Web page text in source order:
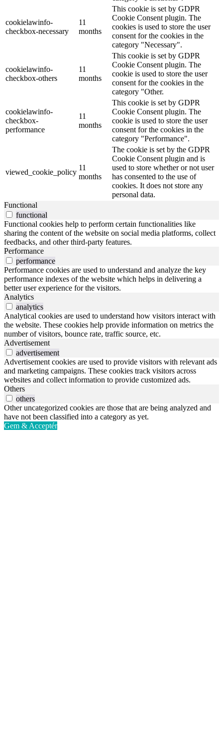
cookielawinfo-
checkbox-necessary
11
months
This cookie is set by GDPR
Cookie Consent plugin. The
cookies is used to store the user
consent for the cookies in the
category "Necessary".
cookielawinfo-
checkbox-others
11
months
This cookie is set by GDPR
Cookie Consent plugin. The
cookie is used to store the user
consent for the cookies in the
category "Other.
cookielawinfo-
checkbox-
performance
11
months
This cookie is set by GDPR
Cookie Consent plugin. The
cookie is used to store the user
consent for the cookies in the
category "Performance".
viewed_cookie_policy
11
months
The cookie is set by the GDPR
Cookie Consent plugin and is
used to store whether or not user
has consented to the use of
cookies. It does not store any
personal data.
Functional
functional
Functional cookies help to perform certain functionalities like
sharing the content of the website on social media platforms, collect
feedbacks, and other third-party features.
Performance
performance
Performance cookies are used to understand and analyze the key
performance indexes of the website which helps in delivering a
better user experience for the visitors.
Analytics
analytics
Analytical cookies are used to understand how visitors interact with
the website. These cookies help provide information on metrics the
number of visitors, bounce rate, traffic source, etc.
Advertisement
advertisement
Advertisement cookies are used to provide visitors with relevant ads
and marketing campaigns. These cookies track visitors across
websites and collect information to provide customized ads.
Others
others
Other uncategorized cookies are those that are being analyzed and
have not been classified into a category as yet.
Gem & Acceptér